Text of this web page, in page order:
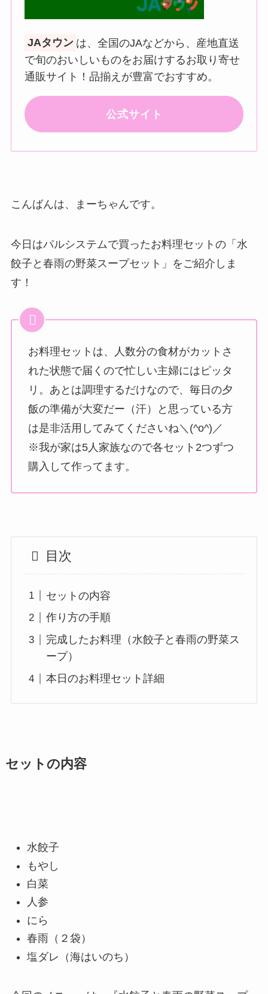
JAタウン は、全国のJAなどから、産地直送
で旬のおいしいものをお届けするお取り寄せ
通販サイト！品揃えが豊富でおすすめ。
公式サイト
こんばんは、まーちゃんです。
今日はパルシステムで買ったお料理セットの「水
餃子と春雨の野菜スープセット」をご紹介しま
す！
お料理セットは、人数分の食材がカットさ
れた状態で届くので忙しい主婦にはピッタ
リ。あとは調理するだけなので、毎日の夕
飯の準備が大変だー（汗）と思っている方
は是非活用してみてくださいね＼(^o^)／
※我が家は5人家族なので各セット2つずつ
購入して作ってます。
目次
セットの内容
作り方の手順
完成したお料理（水餃子と春雨の野菜ス
ープ）
本日のお料理セット詳細
セットの内容
水餃子
もやし
白菜
人参
にら
春雨（２袋）
塩ダレ（海はいのち）